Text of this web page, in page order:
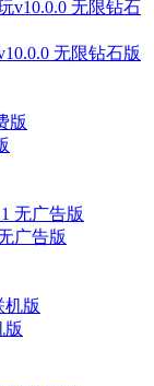
无限钻石版
广告版
版